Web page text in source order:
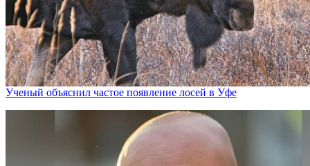
Ученый объяснил частое появление лосей в Уфе